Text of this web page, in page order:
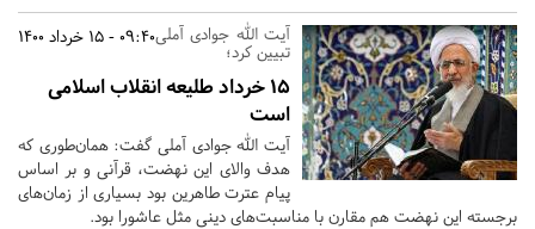
09:40 - 15 خرداد 1400آیت الله جوادی آملی
تبیین کرد؛
15 خرداد طلیعه انقلاب اسلامی
است
آیت الله جوادی آملی گفت: همان‌طوری که
هدف والای این نهضت، قرآنی و بر اساس
پیام عترت طاهرین بود بسیاری از زمان‌های
برجسته این نهضت هم مقارن با مناسبت‌های دینی مثل عاشورا بود.